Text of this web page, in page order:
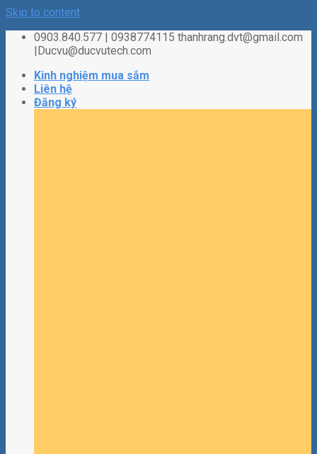
Skip to content
0903.840.577 | 0938774115 thanhrang.dvt@gmail.com
|Ducvu@ducvutech.com
Kinh nghiệm mua sắm
Liên hệ
Đăng ký